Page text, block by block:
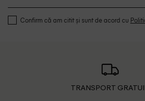
Confirm că am citit și sunt de acord cu
TRANSPORT